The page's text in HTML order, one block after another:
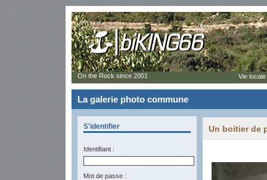
La galerie photo commune
S'identifier
Identifiant :
Mot de passe :
Un boitier de
On the Rock since 2001 Vie